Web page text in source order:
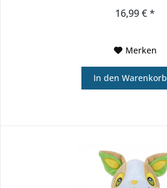
16,99 € *
Merken
In den Warenkorb